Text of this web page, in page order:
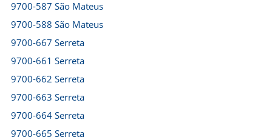
9700-587 São Mateus
9700-588 São Mateus
9700-667 Serreta
9700-661 Serreta
9700-662 Serreta
9700-663 Serreta
9700-664 Serreta
9700-665 Serreta